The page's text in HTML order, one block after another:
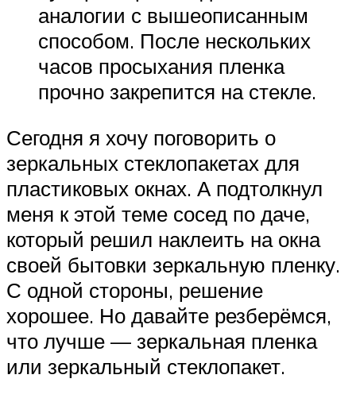
аналогии с вышеописанным
способом. После нескольких
часов просыхания пленка
прочно закрепится на стекле.
Сегодня я хочу поговорить о
зеркальных стеклопакетах для
пластиковых окнах. А подтолкнул
меня к этой теме сосед по даче,
который решил наклеить на окна
своей бытовки зеркальную пленку.
С одной стороны, решение
хорошее. Но давайте резберёмся,
что лучше — зеркальная пленка
или зеркальный стеклопакет.